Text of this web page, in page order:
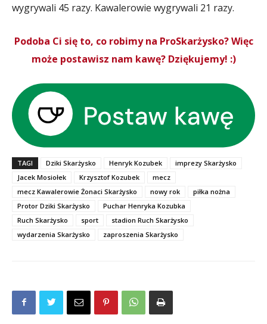
wygrywali 45 razy. Kawalerowie wygrywali 21 razy.
Podoba Ci się to, co robimy na ProSkarżysko? Więc
może postawisz nam kawę? Dziękujemy! :)
TAGI Dziki Skarżysko Henryk Kozubek
imprezy Skarżysko
Jacek Mosiołek
Krzysztof Kozubek
mecz
mecz Kawalerowie Żonaci Skarżysko
nowy rok
piłka nożna
Protor Dziki Skarżysko
Puchar Henryka Kozubka
Ruch Skarżysko
sport
stadion Ruch Skarżysko
wydarzenia Skarżysko
zaproszenia Skarżysko